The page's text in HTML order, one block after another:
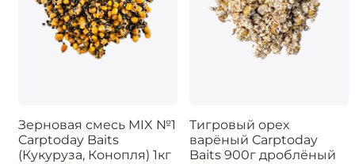
Зерновая смесь MIX №1
Carptoday Baits
(Кукуруза, Конопля) 1кг
Тигровый орех
варёный Carptoday
Baits 900г дроблёный